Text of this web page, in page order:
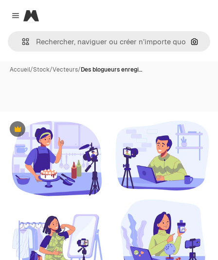
Close menu
Magnific
Accueil/Stock/Vecteurs/Des blogueurs enregi…
Premium